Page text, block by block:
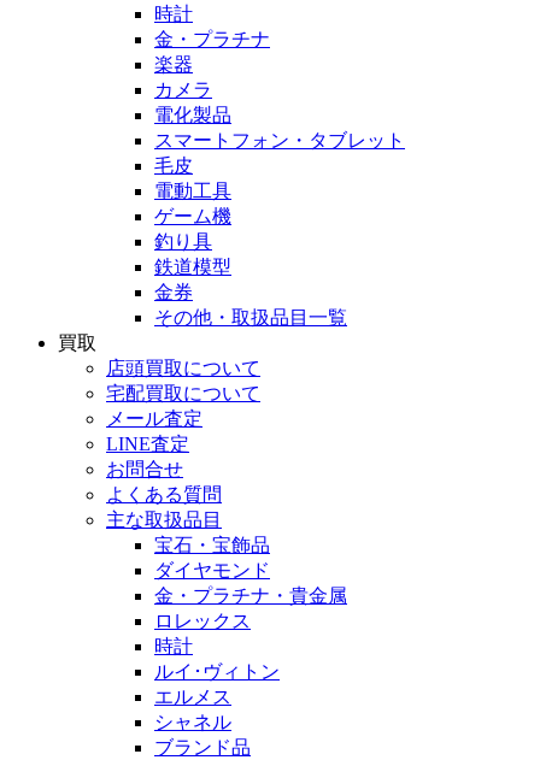
時計
金・プラチナ
楽器
カメラ
電化製品
スマートフォン・タブレット
毛皮
電動工具
ゲーム機
釣り具
鉄道模型
金券
その他・取扱品目一覧
買取
店頭買取について
宅配買取について
メール査定
LINE査定
お問合せ
よくある質問
主な取扱品目
宝石・宝飾品
ダイヤモンド
金・プラチナ・貴金属
ロレックス
時計
ルイ･ヴィトン
エルメス
シャネル
ブランド品